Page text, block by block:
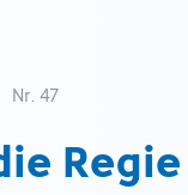
Nr. 47
Regie